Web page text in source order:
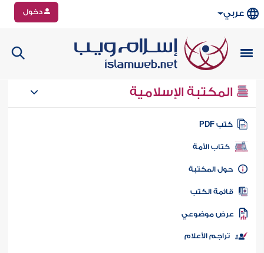
عربي دخول
المكتبة الإسلامية
كتب PDF
كتاب الأمة
المكتبة
الكتب
موضوعي